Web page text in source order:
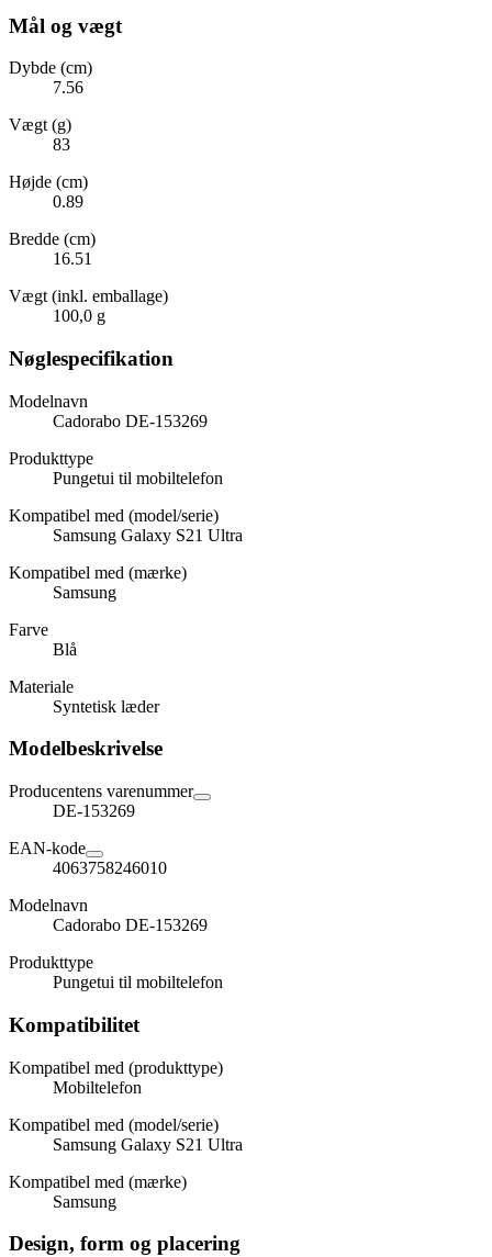
Mål og vægt
Dybde (cm)
7.56
Vægt (g)
83
Højde (cm)
0.89
Bredde (cm)
16.51
Vægt (inkl. emballage)
100,0 g
Nøglespecifikation
Modelnavn
Cadorabo DE-153269
Produkttype
Pungetui til mobiltelefon
Kompatibel med (model/serie)
Samsung Galaxy S21 Ultra
Kompatibel med (mærke)
Samsung
Farve
Blå
Materiale
Syntetisk læder
Modelbeskrivelse
Producentens varenummer
DE-153269
EAN-kode
4063758246010
Modelnavn
Cadorabo DE-153269
Produkttype
Pungetui til mobiltelefon
Kompatibilitet
Kompatibel med (produkttype)
Mobiltelefon
Kompatibel med (model/serie)
Samsung Galaxy S21 Ultra
Kompatibel med (mærke)
Samsung
Design, form og placering